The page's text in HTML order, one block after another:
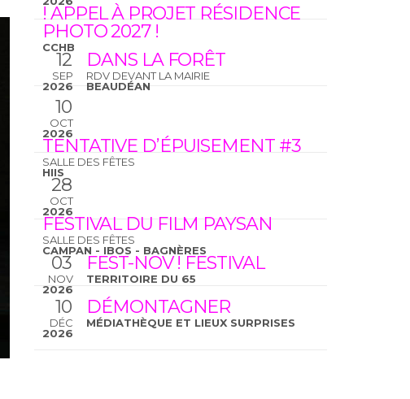
! APPEL À PROJET RÉSIDENCE
PHOTO 2027 !
CCHB
12
SEP
2026
DANS LA FORÊT
RDV DEVANT LA MAIRIE
BEAUDÉAN
10
OCT
2026
TENTATIVE D’ÉPUISEMENT #3
SALLE DES FÊTES
HIIS
28
OCT
2026
FESTIVAL DU FILM PAYSAN
SALLE DES FÊTES
CAMPAN - IBOS - BAGNÈRES
03
NOV
2026
FEST-NOV ! FESTIVAL
TERRITOIRE DU 65
10
DÉC
2026
DÉMONTAGNER
MÉDIATHÈQUE ET LIEUX SURPRISES